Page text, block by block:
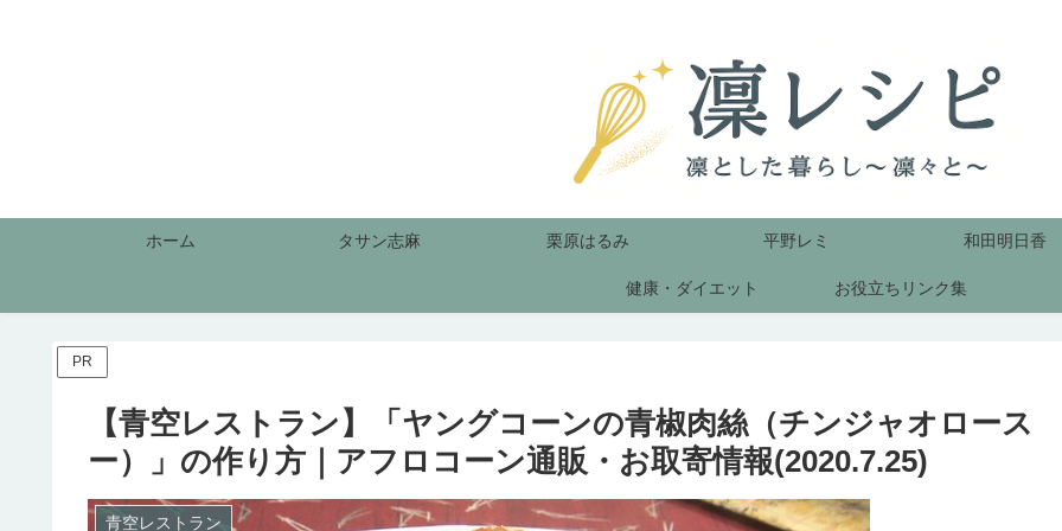
ホーム タサン志麻 栗原はるみ 平野レミ 和田明日香
健康・ダイエット お役立ちリンク集
PR
【青空レストラン】「ヤングコーンの青椒肉絲（チンジャオロース
ー）」の作り方｜アフロコーン通販・お取寄情報(2020.7.25)
青空レストラン